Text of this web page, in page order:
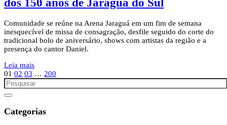
dos 150 anos de Jaraguá do Sul
Comunidade se reúne na Arena Jaraguá em um fim de semana
inesquecível de missa de consagração, desfile seguido do corte do
tradicional bolo de aniversário, shows com artistas da região e a
presença do cantor Daniel.
Leia mais
01 02 03 … 200
Categorias